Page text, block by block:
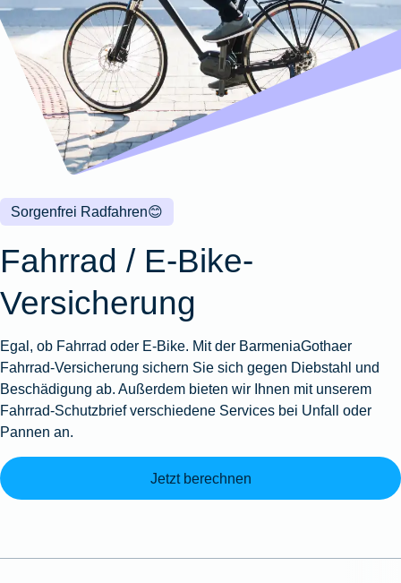
Wohnungsschutzbrief
Zur
Produktübersicht
Gewässerschadenhaftpflicht
Zur
Produktübersicht
Zur
Produktübersicht
Reisehaftpflichtversicherung
Reiserücktrittsversicherung
Zur
Produktübersicht
Zur
Produktübersicht
Zur
Produktübersicht
Zur
Produktübersicht
Montageversicherung
Zur
Produktübersicht
Gruppenunfall für
Betriebe
Gruppenunfall für
Vereine
Produktübersicht
Kunstversicherung
Ausstellungsversicherung
Valorenversicherung
Oldtimersammlungsversicherung
Zur
😊
Sorgenfrei Radfahren
Fahrrad / E-Bike-
Versicherung
Egal, ob Fahrrad oder E-Bike. Mit der BarmeniaGothaer
Fahrrad-Versicherung sichern Sie sich gegen Diebstahl und
Beschädigung ab. Außerdem bieten wir Ihnen mit unserem
Fahrrad-Schutzbrief verschiedene Services bei Unfall oder
Pannen an.
Jetzt berechnen